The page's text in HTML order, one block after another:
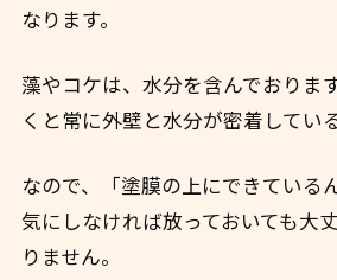
なります。
藻やコケは、水分を含んでおりま
くと常に外壁と水分が密着してい
なので、「塗膜の上にできている
気にしなければ放っておいても大
りません。